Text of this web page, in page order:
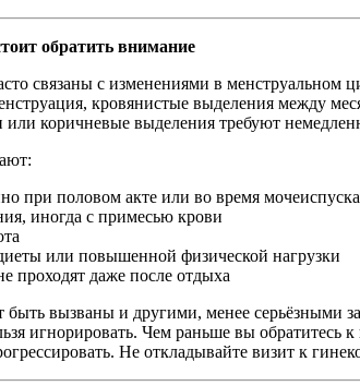
обратить внимание
связаны с изменениями в
кровянистые выделения между
коричневые выделения требуют
при половом акте или во время
иногда с примесью крови
или повышенной физической нагрузки
проходят даже после отдыха
вызваны и другими, менее
игнорировать. Чем раньше вы
Не откладывайте визит к